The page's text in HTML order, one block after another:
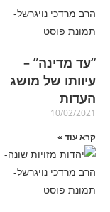
“עד מדינה” –
עיוותו של מושג
העדות
10/02/2021
קרא עוד »